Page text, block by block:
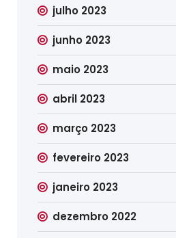
julho 2023
junho 2023
maio 2023
abril 2023
março 2023
fevereiro 2023
janeiro 2023
dezembro 2022